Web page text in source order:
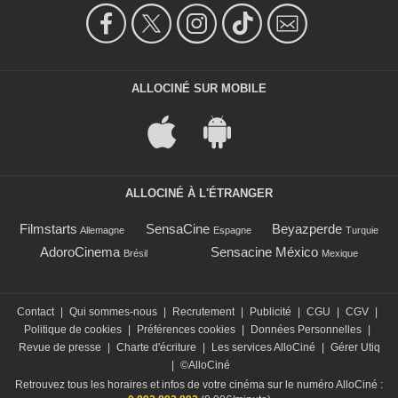
ALLOCINÉ SUR MOBILE
ALLOCINÉ À L'ÉTRANGER
Filmstarts Allemagne SensaCine Espagne Beyazperde Turquie
AdoroCinema Brésil Sensacine México Mexique
Contact Qui sommes-nous Recrutement Publicité CGU CGV
Politique de cookies
Préférences cookies Données Personnelles
Revue de presse
Charte d'écriture Les services AlloCiné
Gérer Utiq
©AlloCiné
Retrouvez tous les horaires et infos de votre cinéma sur le numéro AlloCiné :